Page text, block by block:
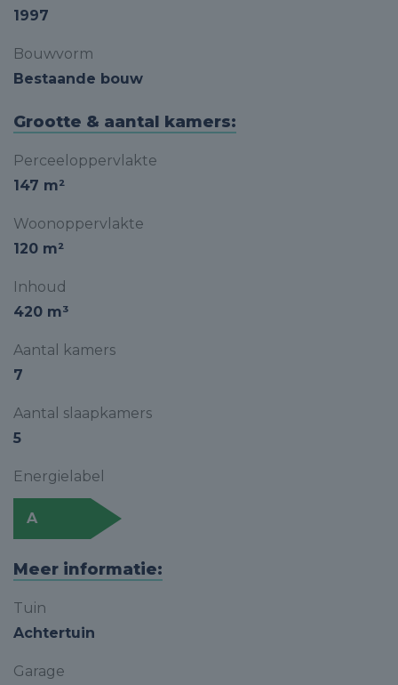
1997
Bouwvorm
Bestaande bouw
Grootte & aantal kamers:
Perceeloppervlakte
147 m²
Woonoppervlakte
120 m²
Inhoud
420 m³
Aantal kamers
7
Aantal slaapkamers
5
Energielabel
A
Meer informatie:
Tuin
Achtertuin
Garage